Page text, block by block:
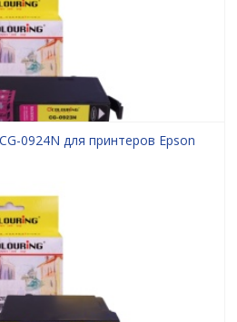
0924N для принтеров Epson